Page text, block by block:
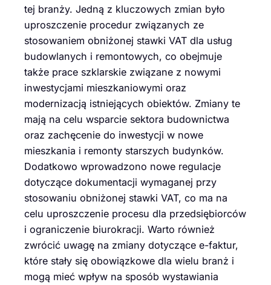
tej branży. Jedną z kluczowych zmian było
uproszczenie procedur związanych ze
stosowaniem obniżonej stawki VAT dla usług
budowlanych i remontowych, co obejmuje
także prace szklarskie związane z nowymi
inwestycjami mieszkaniowymi oraz
modernizacją istniejących obiektów. Zmiany te
mają na celu wsparcie sektora budownictwa
oraz zachęcenie do inwestycji w nowe
mieszkania i remonty starszych budynków.
Dodatkowo wprowadzono nowe regulacje
dotyczące dokumentacji wymaganej przy
stosowaniu obniżonej stawki VAT, co ma na
celu uproszczenie procesu dla przedsiębiorców
i ograniczenie biurokracji. Warto również
zwrócić uwagę na zmiany dotyczące e-faktur,
które stały się obowiązkowe dla wielu branż i
mogą mieć wpływ na sposób wystawiania